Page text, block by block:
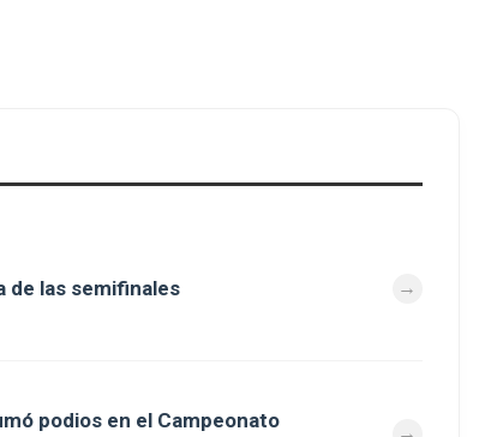
de las semifinales
podios en el Campeonato